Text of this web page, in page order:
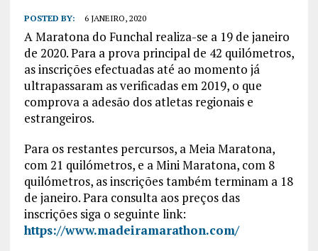
POSTED BY: 6 JANEIRO, 2020
A Maratona do Funchal realiza-se a 19 de janeiro
de 2020. Para a prova principal de 42 quilómetros,
as inscrições efectuadas até ao momento já
ultrapassaram as verificadas em 2019, o que
comprova a adesão dos atletas regionais e
estrangeiros.
Para os restantes percursos, a Meia Maratona,
com 21 quilómetros, e a Mini Maratona, com 8
quilómetros, as inscrições também terminam a 18
de janeiro. Para consulta aos preços das
inscrições siga o seguinte link:
https://www.madeiramarathon.com/